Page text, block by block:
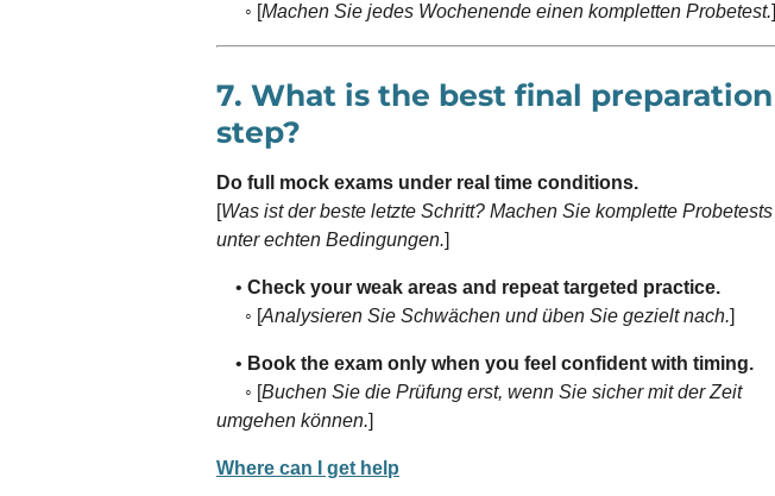
◦ [Machen Sie jedes Wochenende einen kompletten Probetest.]
7. What is the best final preparation
step?
Do full mock exams under real time conditions.
[Was ist der beste letzte Schritt? Machen Sie komplette Probetests
unter echten Bedingungen.]
• Check your weak areas and repeat targeted practice.
◦ [Analysieren Sie Schwächen und üben Sie gezielt nach.]
• Book the exam only when you feel confident with timing.
◦ [Buchen Sie die Prüfung erst, wenn Sie sicher mit der Zeit
umgehen können.]
Where can I get help